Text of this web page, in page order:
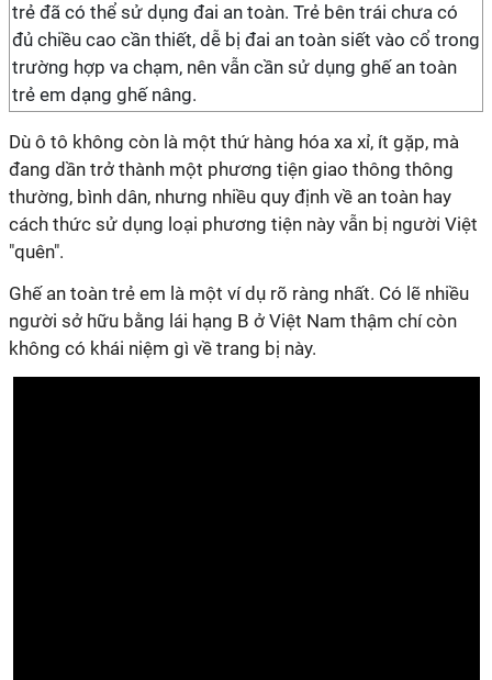
trẻ đã có thể sử dụng đai an toàn. Trẻ bên trái chưa có
đủ chiều cao cần thiết, dễ bị đai an toàn siết vào cổ trong
trường hợp va chạm, nên vẫn cần sử dụng ghế an toàn
trẻ em dạng ghế nâng.
Dù ô tô không còn là một thứ hàng hóa xa xỉ, ít gặp, mà
đang dần trở thành một phương tiện giao thông thông
thường, bình dân, nhưng nhiều quy định về an toàn hay
cách thức sử dụng loại phương tiện này vẫn bị người Việt
"quên".
Ghế an toàn trẻ em là một ví dụ rõ ràng nhất. Có lẽ nhiều
người sở hữu bằng lái hạng B ở Việt Nam thậm chí còn
không có khái niệm gì về trang bị này.